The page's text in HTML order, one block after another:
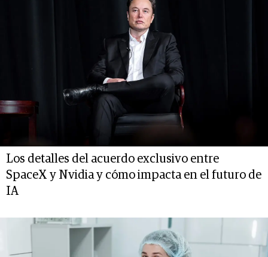
Los detalles del acuerdo exclusivo entre
SpaceX y Nvidia y cómo impacta en el futuro de
IA